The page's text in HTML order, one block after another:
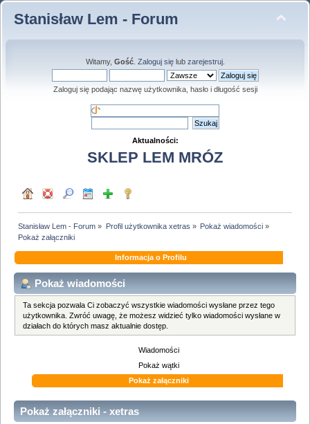
Stanisław Lem - Forum
Witamy, Gość. Zaloguj sięlub zarejestruj.
Zaloguj się podając nazwę użytkownika, hasło i długość sesji
Aktualności:
SKLEP LEM MRÓZ
Stanisław Lem - Forum » Profil użytkownika xetras » Pokaż wiadomości»
Pokaż załączniki
Informacja o Profilu
Pokaż wiadomości
Ta sekcja pozwala Ci zobaczyć wszystkie wiadomości wysłane przez tego
użytkownika. Zwróć uwagę, że możesz widzieć tylko wiadomości wysłane w
działach do których masz aktualnie dostęp.
Wiadomości
Pokaż wątki
Pokaż załączniki
Pokaż załączniki - xetras